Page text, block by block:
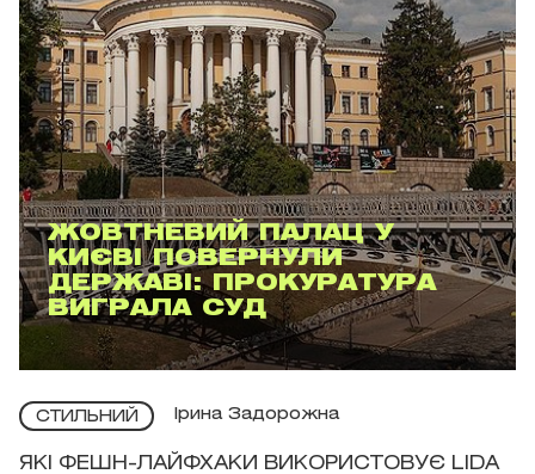
ЖОВТНЕВИЙ ПАЛАЦ У
КИЄВІ ПОВЕРНУЛИ
ДЕРЖАВІ: ПРОКУРАТУРА
ВИГРАЛА СУД
СТИЛЬНИЙ Ірина Задорожна
ЯКІ ФЕШН-ЛАЙФХАКИ ВИКОРИСТОВУЄ LIDA